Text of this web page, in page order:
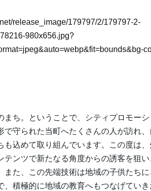
release_image/179797/2/179797-2-
980x656.jpg?
まち。ということで、シティプロモー
で守られた当町へたくさんの人が訪れ
も込めて取り組んでいます。この度は
テンツで新たなる角度からの誘客を狙
また、この先端技術は地域の子供たち
積極的に地域の教育へもつなげていき